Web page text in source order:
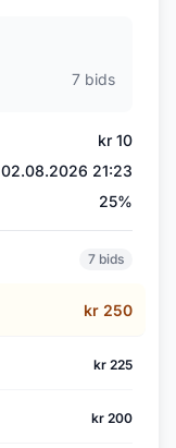
7 bids
kr 10
02.08.2026 21:23
25%
7 bids
kr 250
kr 225
kr 200